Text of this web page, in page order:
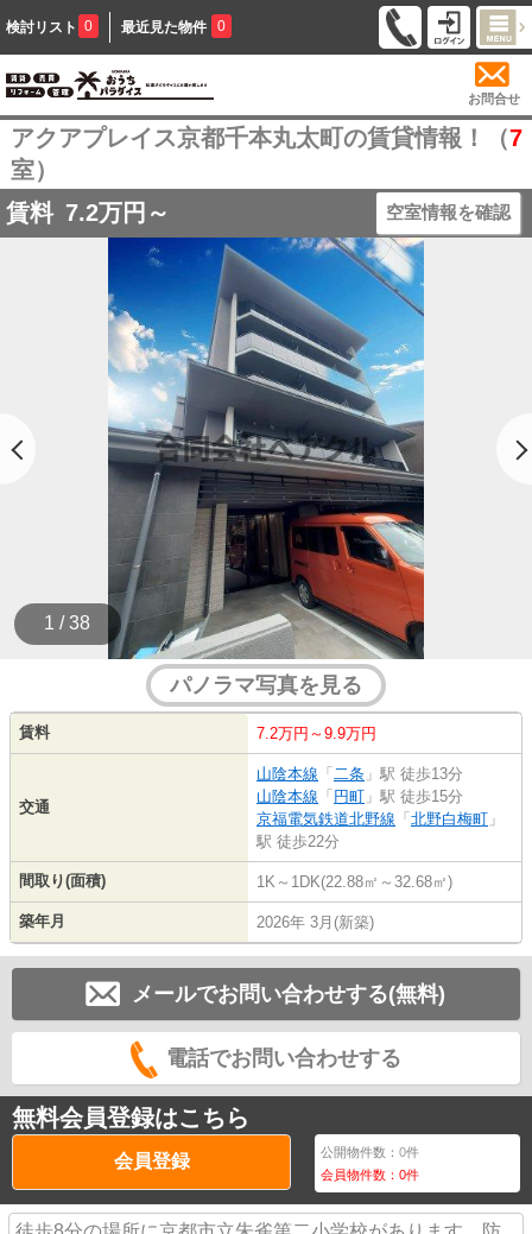
検討リスト 0 最近見た物件 0
お問合せ
アクアプレイス京都千本丸太町の賃貸情報！（7
室）
賃料 7.2万円～ 空室情報を確認
1 / 38
パノラマ写真を見る
賃料 7.2万円～9.9万円
交通
山陰本線 「 二条 」駅 徒歩13分
山陰本線 「 円町 」駅 徒歩15分
京福電気鉄道北野線 「 北野白梅町 」
駅 徒歩22分
間取り(面積) 1K～1DK(22.88㎡～32.68㎡)
築年月 2026年 3月(新築)
メールでお問い合わせする(無料)
電話でお問い合わせする
無料会員登録はこちら
会員登録 公開物件数：0件
会員物件数：0件